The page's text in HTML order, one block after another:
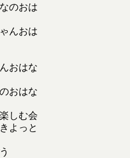
のおは
んおは
おはな
おはな
しむ会
よっと